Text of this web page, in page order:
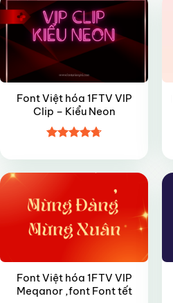
Font Việt hóa 1FTV VIP
Clip – Kiểu Neon
hạng4.75
sao
Font Việt hóa 1FTV VIP
Meqanor ,font Font tết